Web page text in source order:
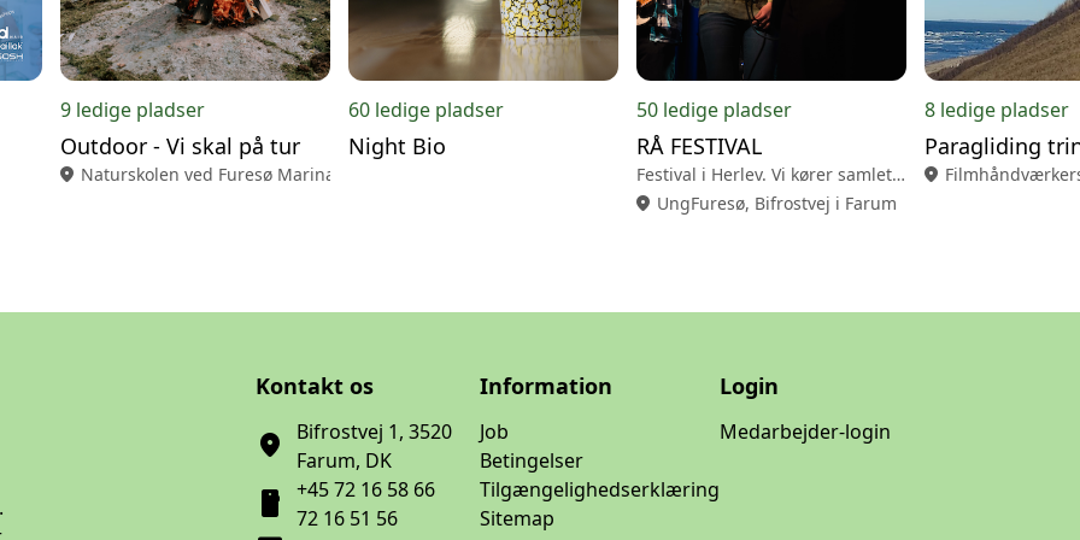
9 ledige pladser
Outdoor - Vi skal på tur
location_on Naturskolen ved Furesø Marina, Frederiksborgvej 102 A i Værløse
60 ledige pladser
Night Bio
50 ledige pladser
RÅ FESTIVAL
Festival i Herlev. Vi kører samlet i bus frem og tilbage.
location_on UngFuresø, Bifrostvej i Farum
8 ledige pladser
location_on
Kontakt os
location_on
Bifrostvej 1, 3520
Farum, DK
smartphone
+45 72 16 58 66
72 16 51 56
Information
Job
Betingelser
Tilgængelighedserklæring
Sitemap
Login
Medarbejder-login